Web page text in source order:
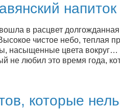
в расцвет
чистое небо, теплая
насыщенные цвета вокруг…
не любил это время года,
которые